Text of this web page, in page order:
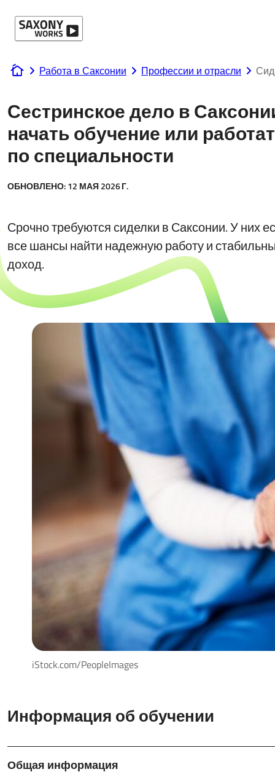
www.saxony-works.com
Работа в Саксонии Профессии и отрасли
Сестринское дело в
начать обучение или
по специальности
ОБНОВЛЕНО:12 МАЯ 2026 Г.
Срочно требуются сиделки в Саксонии. У них
все шансы найти надежную работу и
доход.
iStock.com/PeopleImages
Информация об обучении
Общая информация